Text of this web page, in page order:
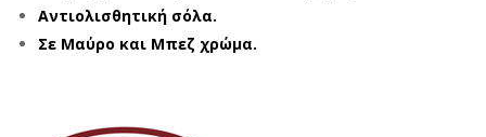
Αντιολισθητική σόλα.
Σε Μαύρο και Μπεζ χρώμα.